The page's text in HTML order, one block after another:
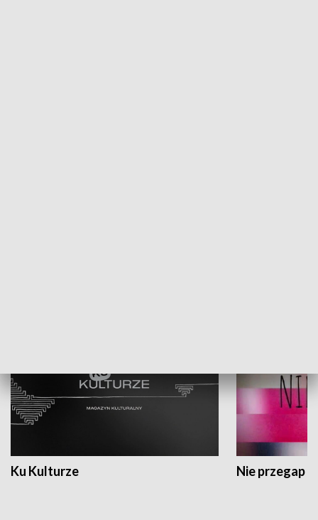
Ku Kulturze Nie przegap